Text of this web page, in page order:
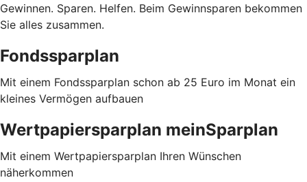
Gewinnen. Sparen. Helfen. Beim Gewinnsparen bekommen
Sie alles zusammen.
Fondssparplan
Mit einem Fondssparplan schon ab 25 Euro im Monat ein
kleines Vermögen aufbauen
Wertpapiersparplan meinSparplan
Mit einem Wertpapiersparplan Ihren Wünschen
näherkommen